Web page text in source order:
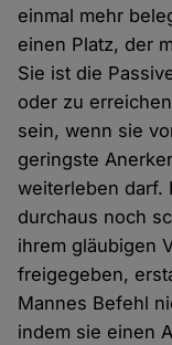
einmal mehr
einen Platz, der
Sie ist die
oder zu
sein, wenn sie
geringste
weiterleben darf.
durchaus noch
ihrem gläubigen
freigegeben,
Mannes Befehl
indem sie einen